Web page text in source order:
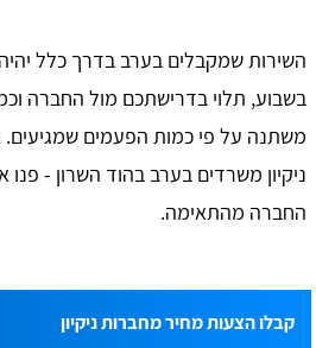
השירות שמקבלים בערב בדרך כלל יהיה
בשבוע, תלוי בדרישתכם מול החברה
משתנה על פי כמות הפעמים
ניקיון משרדים בערב בהוד השרון -
החברה מהתאימה.
קבלו הצעות מחיר מחברות ניקיון